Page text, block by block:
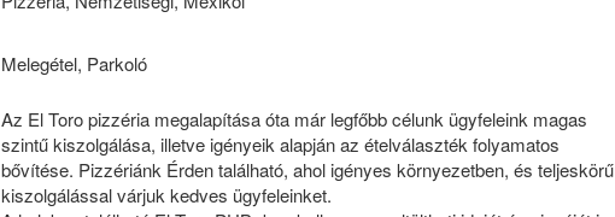
Melegétel, Parkoló
Az El Toro pizzéria megalapítása óta már legfőbb célunk ügyfeleink magas
szintű kiszolgálása, illetve igényeik alapján az ételválaszték folyamatos
bővítése. Pizzériánk Érden található, ahol igényes környezetben, és teljeskörű
kiszolgálással várjuk kedves ügyfeleinket.